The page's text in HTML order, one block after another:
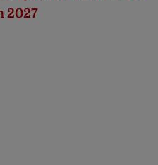
2027